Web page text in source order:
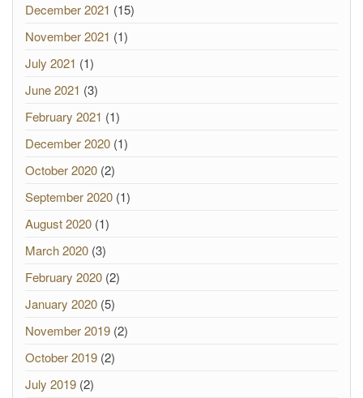
December 2021 (15)
November 2021 (1)
July 2021 (1)
June 2021 (3)
February 2021 (1)
December 2020 (1)
October 2020 (2)
September 2020 (1)
August 2020 (1)
March 2020 (3)
February 2020 (2)
January 2020 (5)
November 2019 (2)
October 2019 (2)
July 2019 (2)